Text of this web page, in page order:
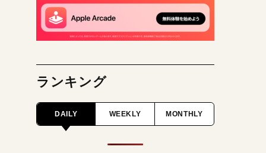
ランキング
DAILY WEEKLY MONTHLY